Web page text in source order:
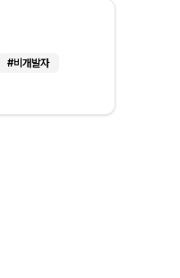
#비개발자